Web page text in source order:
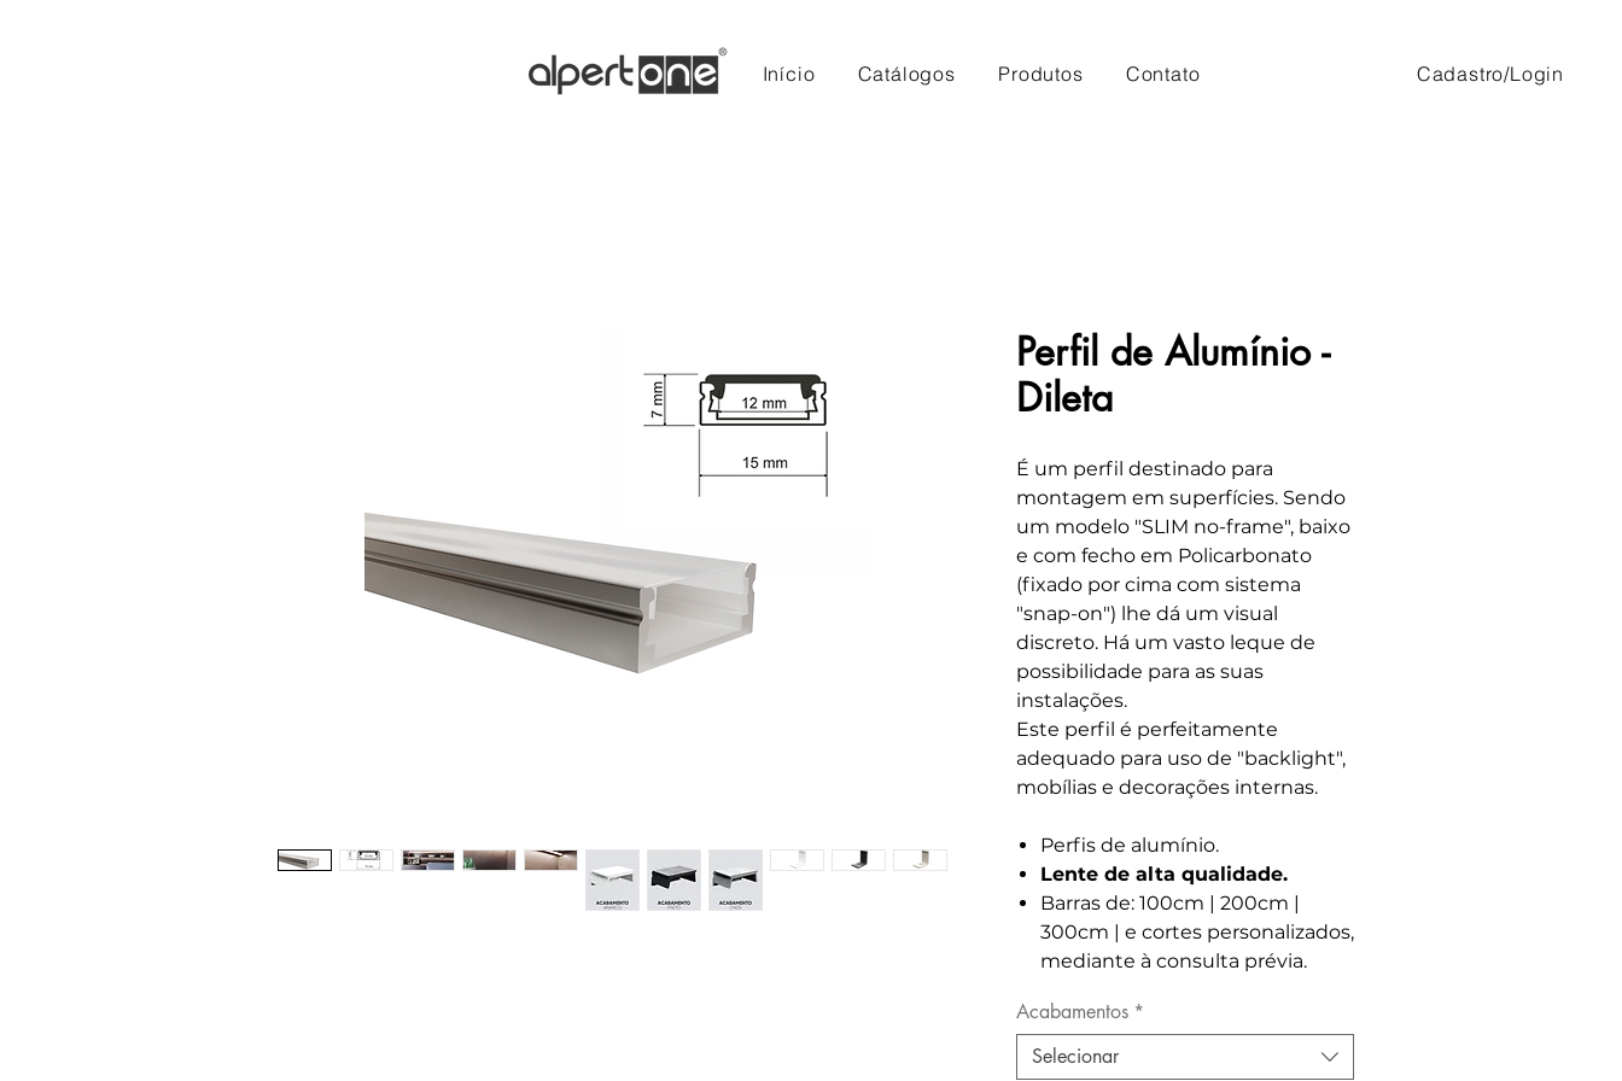
Início Catálogos Produtos Contato Cadastro/Login
Perfil de Alumínio -
Dileta
É um perfil destinado para
montagem em superfícies. Sendo
um modelo "SLIM no-frame", baixo
e com fecho em Policarbonato
(fixado por cima com sistema
"snap-on") lhe dá um visual
discreto. Há um vasto leque de
possibilidade para as suas
instalações.
Este perfil é perfeitamente
adequado para uso de "backlight",
mobílias e decorações internas.
Perfis de alumínio.
Lente de alta qualidade.
Barras de: 100cm | 200cm |
300cm | e cortes personalizados,
mediante à consulta prévia.
Acabamentos *
Selecionar